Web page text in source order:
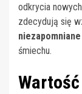
odkrycia
zdecydują się
śmiechu.